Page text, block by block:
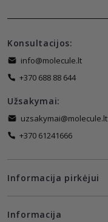
Konsultacijos:
info@molecule.lt
+370 688 88 644
Užsakymai:
uzsakymai@molecule.lt
+370 61241666
Informacija pirkėjui
Informacija